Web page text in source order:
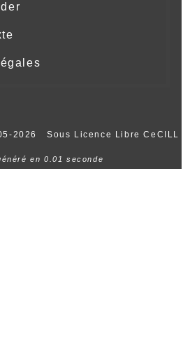
2026 Sous Licence Libre CeCILL
en 0.01 seconde